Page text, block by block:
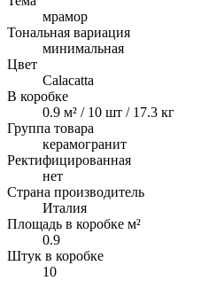
мрамор
Тональная вариация
минимальная
Цвет
Calacatta
В коробке
0.9 м² / 10 шт / 17.3 кг
Группа товара
керамогранит
Ректифицированная
нет
Страна производитель
Италия
Площадь в коробке м²
0.9
Штук в коробке
10